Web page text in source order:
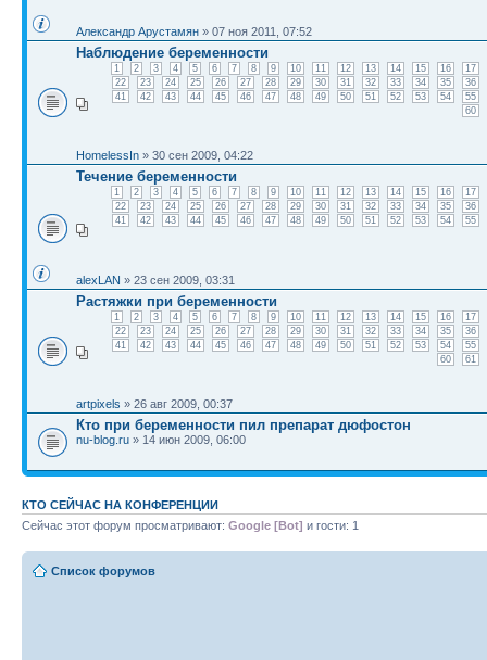
Александр Арустамян » 07 ноя 2011, 07:52
Наблюдение беременности
1 2 3 4 5 6 7 8 9 10 11 12 13 14 15 16
17
22
23 24 25 26 27 28 29 30 31 32 33 34 35
36
41
42 43 44 45 46 47 48 49 50 51 52 53 54
55
60
HomelessIn » 30 сен 2009, 04:22
Течение беременности
1 2 3 4 5 6 7 8 9 10 11 12 13 14 15 16
17
22
23 24 25 26 27 28 29 30 31 32 33 34 35
36
41
42 43 44 45 46 47 48 49 50 51 52 53 54 55
alexLAN » 23 сен 2009, 03:31
Растяжки при беременности
1 2 3 4 5 6 7 8 9 10 11 12 13 14 15 16
17
22
23 24 25 26 27 28 29 30 31 32 33 34 35
36
41
42 43 44 45 46 47 48 49 50 51 52 53 54
55
60
61
artpixels » 26 авг 2009, 00:37
Кто при беременности пил препарат дюфостон
nu-blog.ru » 14 июн 2009, 06:00
КТО СЕЙЧАС НА КОНФЕРЕНЦИИ
Сейчас этот форум просматривают: Google [Bot] и гости: 1
Список форумов